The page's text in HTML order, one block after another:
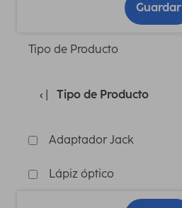
Guardar
Tipo de Producto
Tipo de Producto
Adaptador Jack
Lápiz óptico